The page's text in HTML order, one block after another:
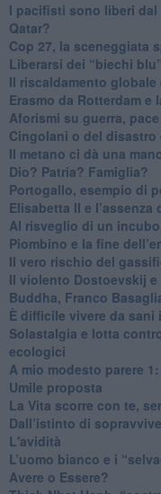
​I pacifisti sono liberi
Qatar?
​Cop 27, la sceneggiata
​Liberarsi dei “biechi blu”
Il riscaldamento globale
​Erasmo da Rotterdam e
​Aforismi su guerra,
Cingolani o del
​Il metano ci dà una
​Dio? Patria? Famiglia?
Portogallo, esempio di
​Elisabetta II e l’assenza
Al risveglio di un
​Piombino e la fine
​Il vero rischio del
​Il violento Dostoevskij
​Buddha, Franco
​È difficile vivere da sani
Solastalgia e lotta
ecologici
​A mio modesto parere
​Umile proposta
​La Vita scorre con te,
​Dall’istinto di
L'avidità
​L’uomo bianco e i
​Avere o Essere?